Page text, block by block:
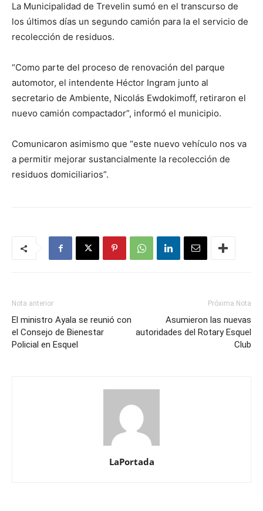
La Municipalidad de Trevelin sumó en el transcurso de
los últimos días un segundo camión para la el servicio de
recolección de residuos.
“Como parte del proceso de renovación del parque
automotor, el intendente Héctor Ingram junto al
secretario de Ambiente, Nicolás Ewdokimoff, retiraron el
nuevo camión compactador”, informó el municipio.
Comunicaron asimismo que “este nuevo vehículo nos va
a permitir mejorar sustancialmente la recolección de
residuos domiciliarios”.
Nota anterior
El ministro Ayala se reunió con
el Consejo de Bienestar
Policial en Esquel
Próxima Nota
Asumieron las nuevas
autoridades del Rotary Esquel
Club
LaPortada